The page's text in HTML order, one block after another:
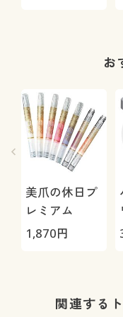
お
美爪の休日プ
レミアム
1,870円
関連する